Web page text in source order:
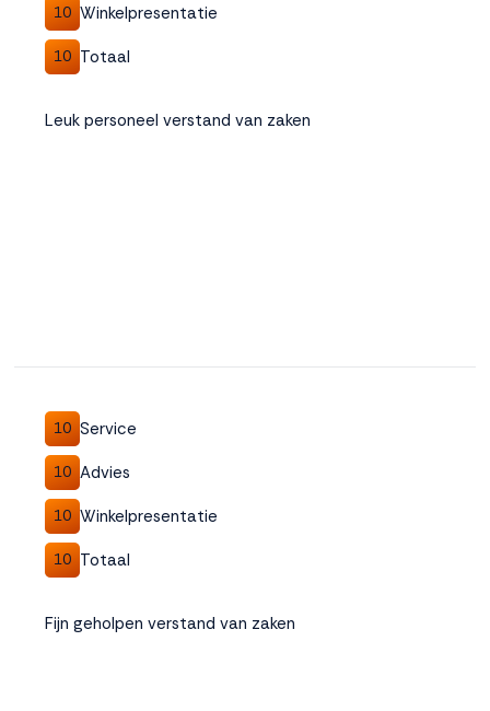
10 Winkelpresentatie
10 Totaal
Leuk personeel verstand van zaken
10 Service
10 Advies
10 Winkelpresentatie
10 Totaal
Fijn geholpen verstand van zaken